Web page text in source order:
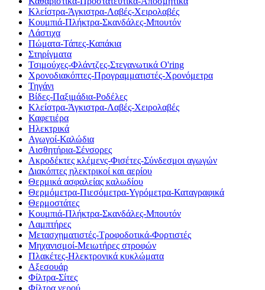
Κλείστρα-Άγκιστρα-Λαβές-Χειρολαβές
Κουμπιά-Πλήκτρα-Σκανδάλες-Μπουτόν
Λάστιχα
Πώματα-Τάπες-Καπάκια
Στηρίγματα
Τσιμούχες-Φλάντζες-Στεγανωτικά O'ring
Χρονοδιακόπτες-Προγραμματιστές-Χρονόμετρα
Τηγάνι
Βίδες-Παξιμάδια-Ροδέλες
Κλείστρα-Άγκιστρα-Λαβές-Χειρολαβές
Καφετιέρα
Ηλεκτρικά
Αγωγοί-Καλώδια
Αισθητήρια-Σένσορες
Ακροδέκτες κλέμενς-Φισέτες-Σύνδεσμοι αγωγών
Διακόπτες ηλεκτρικοί και αερίου
Θερμικά ασφαλείας καλωδίου
Θερμόμετρα-Πιεσόμετρα-Υγρόμετρα-Καταγραφικά
Θερμοστάτες
Κουμπιά-Πλήκτρα-Σκανδάλες-Μπουτόν
Λαμπτήρες
Μετασχηματιστές-Τροφοδοτικά-Φορτιστές
Μηχανισμοί-Μειωτήρες στροφών
Πλακέτες-Ηλεκτρονικά κυκλώματα
Αξεσουάρ
Φίλτρα-Σίτες
Φίλτρα νερού